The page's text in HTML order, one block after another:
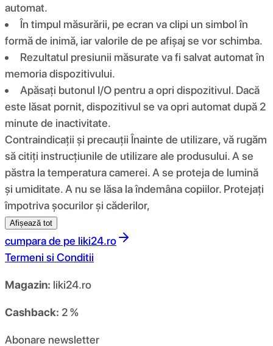
automat.
În timpul măsurării, pe ecran va clipi un simbol în
formă de inimă, iar valorile de pe afișaj se vor schimba.
Rezultatul presiunii măsurate va fi salvat automat în
memoria dispozitivului.
Apăsați butonul I/O pentru a opri dispozitivul. Dacă
este lăsat pornit, dispozitivul se va opri automat după 2
minute de inactivitate.
Contraindicații și precauții Înainte de utilizare, vă rugăm
să citiți instrucțiunile de utilizare ale produsului. A se
păstra la temperatura camerei. A se proteja de lumină
și umiditate. A nu se lăsa la îndemâna copiilor. Protejați
împotriva șocurilor și căderilor,
Afișează tot
cumpara de pe liki24.ro
Termeni si Conditii
Magazin: liki24.ro
Cashback: 2 %
Abonare newsletter